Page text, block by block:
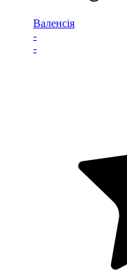
Валенсія
-
-